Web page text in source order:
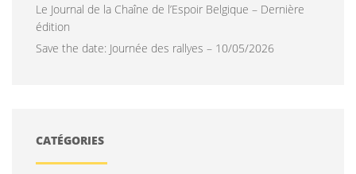
Le Journal de la Chaîne de l’Espoir Belgique – Dernière
édition
Save the date: Journée des rallyes – 10/05/2026
CATÉGORIES